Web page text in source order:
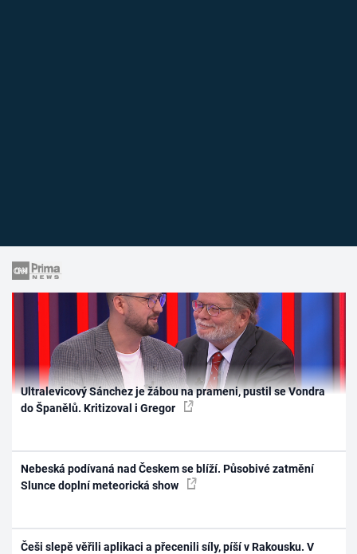
Ultralevicový Sánchez je žábou na prameni, pustil se Vondra
do Španělů. Kritizoval i Gregor
Nebeská podívaná nad Českem se blíží. Působivé zatmění
Slunce doplní meteorická show
Češi slepě věřili aplikaci a přecenili síly, píší v Rakousku. V